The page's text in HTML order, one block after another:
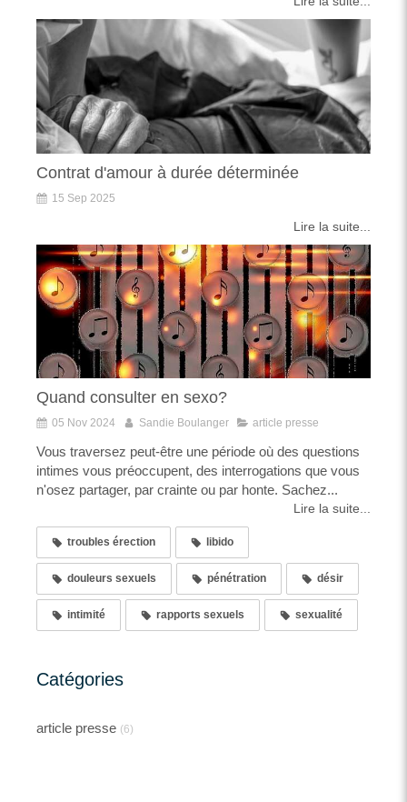
Contrat d'amour à durée déterminée
15 Sep 2025
Lire la suite...
Quand consulter en sexo?
05 Nov 2024 Sandie Boulanger article presse
Vous traversez peut-être une période où des questions
intimes vous préoccupent, des interrogations que vous
n'osez partager, par crainte ou par honte. Sachez...
Lire la suite...
troubles érection libido
douleurs sexuels pénétration désir
intimité rapports sexuels sexualité
Catégories
article presse (6)